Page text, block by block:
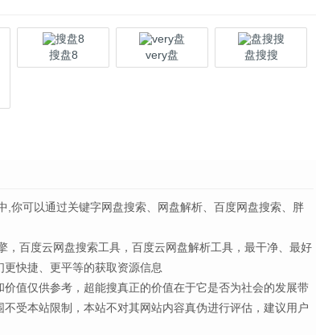
搜盘8 very盘 盘搜搜
,你可以通过关键字网盘搜索、网盘解析、百度网盘搜索、胖
百度云网盘搜索工具，百度云网盘解析工具，最干净、最好
快捷、更平等的获取资源信息
值仅供参考，超能搜真正的价值在于它是否为社会的发展带
受本站限制，本站不对其网站内容真伪进行评估，建议用户